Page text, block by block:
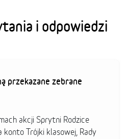
i odpowiedzi
przekazane zebrane
akcji Sprytni Rodzice
konto Trójki klasowej, Rady